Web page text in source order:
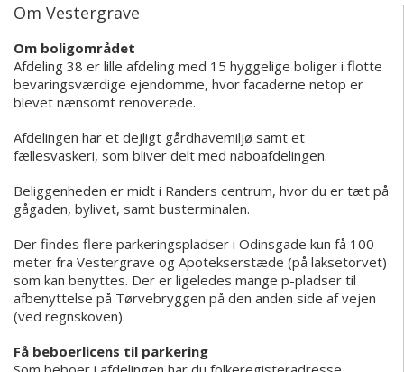
Om Vestergrave
Om boligområdet
Afdeling 38 er lille afdeling med 15 hyggelige boliger i flotte
bevaringsværdige ejendomme, hvor facaderne netop er
blevet nænsomt renoverede.
Afdelingen har et dejligt gårdhavemiljø samt et
fællesvaskeri, som bliver delt med naboafdelingen.
Beliggenheden er midt i Randers centrum, hvor du er tæt på
gågaden, bylivet, samt busterminalen.
Der findes flere parkeringspladser i Odinsgade kun få 100
meter fra Vestergrave og Apotekserstæde (på laksetorvet)
som kan benyttes. Der er ligeledes mange p-pladser til
afbenyttelse på Tørvebryggen på den anden side af vejen
(ved regnskoven).
Få beboerlicens til parkering